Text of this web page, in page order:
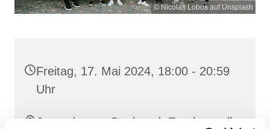
© Nicolas Lobos auf Unsplash
Freitag, 17. Mai 2024, 18:00 - 20:59
Uhr
Jugendraum, Stralsund, Frankenwall